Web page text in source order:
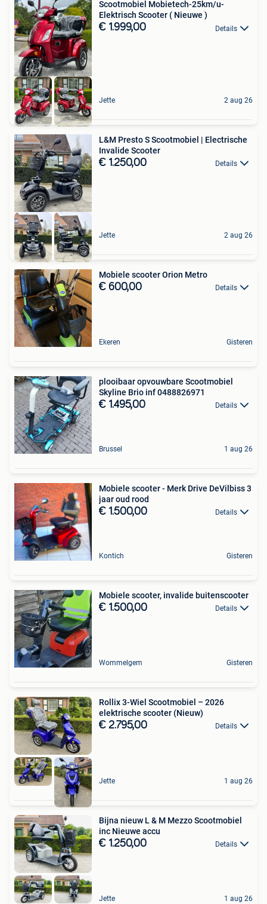
Scootmobiel Mobietech-25km/u-
Elektrisch Scooter ( Nieuwe )
€ 1.999,00 Details
Jette 2 aug 26
L&M Presto S Scootmobiel | Electrische
Invalide Scooter
€ 1.250,00 Details
Jette 2 aug 26
Mobiele scooter Orion Metro
€ 600,00 Details
Ekeren Gisteren
plooibaar opvouwbare Scootmobiel
Skyline Brio inf 0488826971
€ 1.495,00 Details
Brussel 1 aug 26
Mobiele scooter - Merk Drive DeVilbiss 3
jaar oud rood
€ 1.500,00 Details
Kontich Gisteren
Mobiele scooter, invalide buitenscooter
€ 1.500,00 Details
Wommelgem Gisteren
Rollix 3-Wiel Scootmobiel – 2026
elektrische scooter (Nieuw)
€ 2.795,00 Details
Jette 1 aug 26
Bijna nieuw L & M Mezzo Scootmobiel
inc Nieuwe accu
€ 1.250,00 Details
Jette 1 aug 26